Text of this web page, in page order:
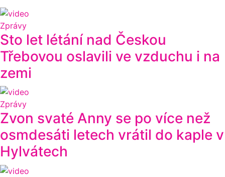
Zprávy
Sto let létání nad Českou
Třebovou oslavili ve vzduchu i na
zemi
Zprávy
Zvon svaté Anny se po více než
osmdesáti letech vrátil do kaple v
Hylvátech